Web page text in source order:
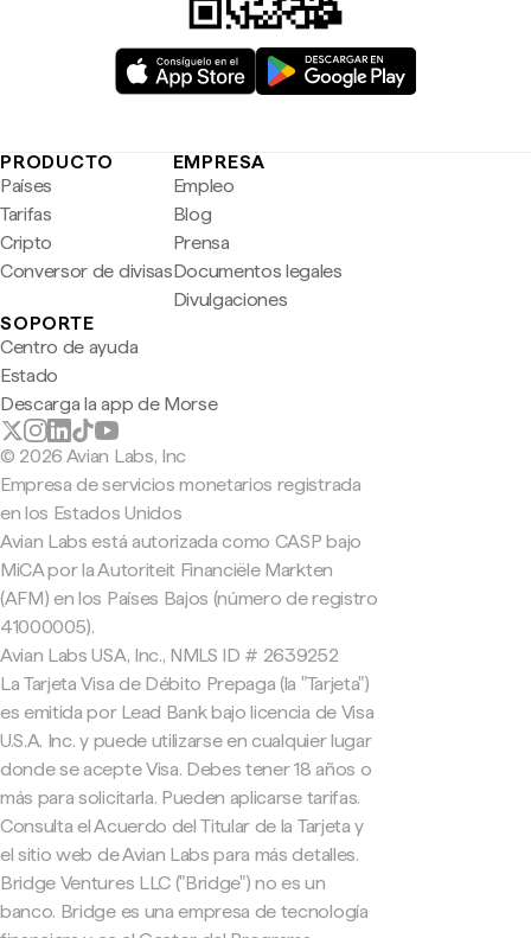
PRODUCTO
Países
Tarifas
Cripto
Conversor de divisas
EMPRESA
Empleo
Blog
Prensa
Documentos legales
Divulgaciones
SOPORTE
Centro de ayuda
Estado
Descarga la app de Morse
© 2026 Avian Labs, Inc
Empresa de servicios monetarios registrada
en los Estados Unidos
Avian Labs está autorizada como CASP bajo
MiCA por la Autoriteit Financiële Markten
(AFM) en los Países Bajos (número de registro
41000005).
Avian Labs USA, Inc., NMLS ID # 2639252
La Tarjeta Visa de Débito Prepaga (la "Tarjeta")
es emitida por Lead Bank bajo licencia de Visa
U.S.A. Inc. y puede utilizarse en cualquier lugar
donde se acepte Visa. Debes tener 18 años o
más para solicitarla. Pueden aplicarse tarifas.
Consulta el Acuerdo del Titular de la Tarjeta y
el sitio web de Avian Labs para más detalles.
Bridge Ventures LLC ("Bridge") no es un
banco. Bridge es una empresa de tecnología